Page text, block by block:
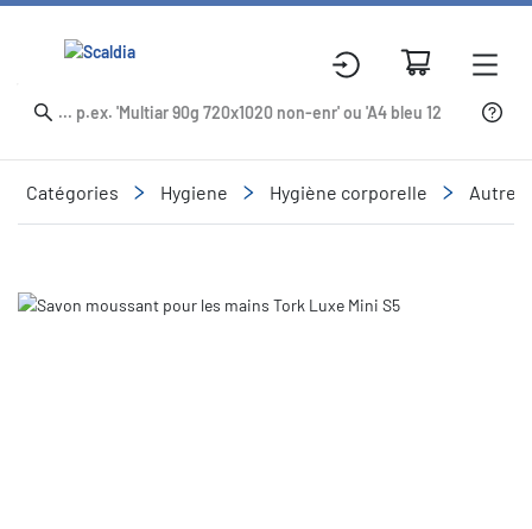
Catégories Hygiene Hygiène corporelle Autres
Slide 1 of 1